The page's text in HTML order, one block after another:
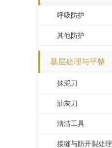
呼吸防护
其他防护
基层处理与平整
抹泥刀
油灰刀
清洁工具
接缝与防开裂处理